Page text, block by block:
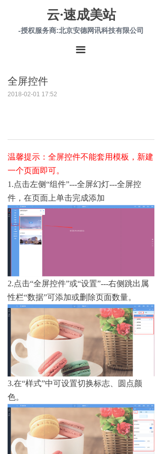
云·速成美站
-授权服务商:北京安德网讯科技有限公司
끀
全屏控件
2018-02-01 17:52
温馨提示：全屏控件不能套用模板，新建
一个页面即可。
1.点击左侧“组件”---全屏幻灯---全屏控
件，在页面上单击完成添加
2.点击“全屏控件”或“设置”---右侧跳出属
性栏“数据”可添加或删除页面数量。
3.在“样式”中可设置切换标志、圆点颜
色。